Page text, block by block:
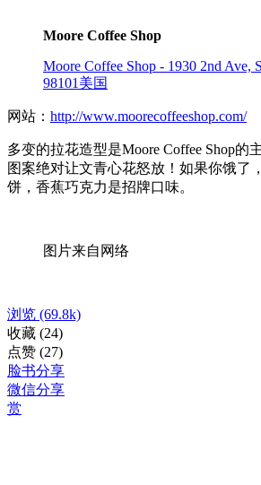
Moore Coffee Shop
Moore Coffee Shop - 1930 2nd Ave,
98101美国
网站： http://www.moorecoffeeshop.com/
多变的拉花造型是Moore Coffee Shop的
图案绝对让文青心花怒放！如果你饿了
饼，香蕉巧克力是招牌口味。
图片来自网络
浏览 (69.8k)
收藏 (24)
点赞 (27)
脸书分享
微信分享
赏